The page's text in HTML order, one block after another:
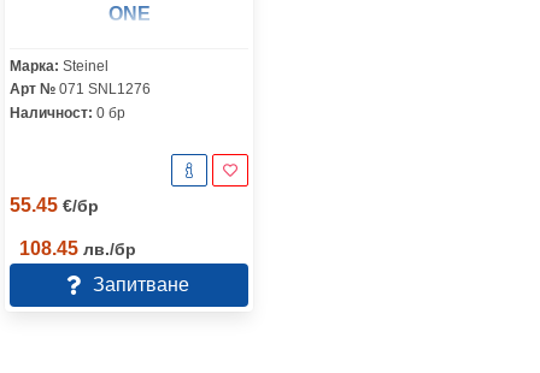
ONE
Марка: Steinel
Арт № 071 SNL1276
Наличност: 0 бр
55.45 €/бр
108.45 лв./бр
Запитване